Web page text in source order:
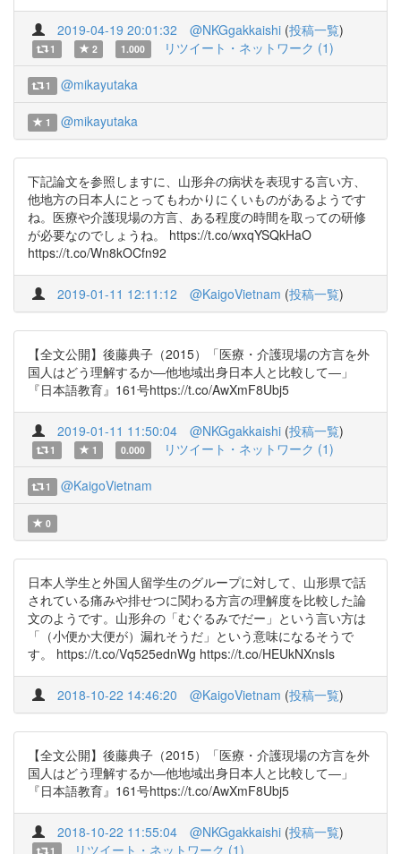
2019-04-19 20:01:32 @NKGgakkaishi (投稿一覧)
1 2 1.000 リツイート・ネットワーク (1)
1 @mikayutaka
1 @mikayutaka
下記論文を参照しますに、山形弁の病状を表現する言い方、
他地方の日本人にとってもわかりにくいものがあるようです
ね。医療や介護現場の方言、ある程度の時間を取っての研修
が必要なのでしょうね。 https://t.co/wxqYSQkHaO
https://t.co/Wn8kOCfn92
2019-01-11 12:11:12 @KaigoVietnam (投稿一覧)
【全文公開】後藤典子（2015）「医療・介護現場の方言を外
国人はどう理解するか―他地域出身日本人と比較して―」
『日本語教育』161号https://t.co/AwXmF8Ubj5
2019-01-11 11:50:04 @NKGgakkaishi (投稿一覧)
1 1 0.000 リツイート・ネットワーク (1)
1 @KaigoVietnam
0
日本人学生と外国人留学生のグループに対して、山形県で話
されている痛みや排せつに関わる方言の理解度を比較した論
文のようです。山形弁の「むぐるみでだー」という言い方は
「（小便か大便が）漏れそうだ」という意味になるそうで
す。 https://t.co/Vq525ednWg https://t.co/HEUkNXnsIs
2018-10-22 14:46:20 @KaigoVietnam (投稿一覧)
【全文公開】後藤典子（2015）「医療・介護現場の方言を外
国人はどう理解するか―他地域出身日本人と比較して―」
『日本語教育』161号https://t.co/AwXmF8Ubj5
2018-10-22 11:55:04 @NKGgakkaishi (投稿一覧)
1 リツイート・ネットワーク (1)